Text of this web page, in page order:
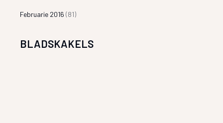
Februarie 2016 (81)
BLADSKAKELS